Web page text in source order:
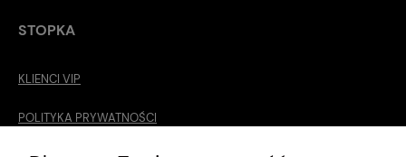
STOPKA
KLIENCI VIP
POLITYKA PRYWATNOŚCI